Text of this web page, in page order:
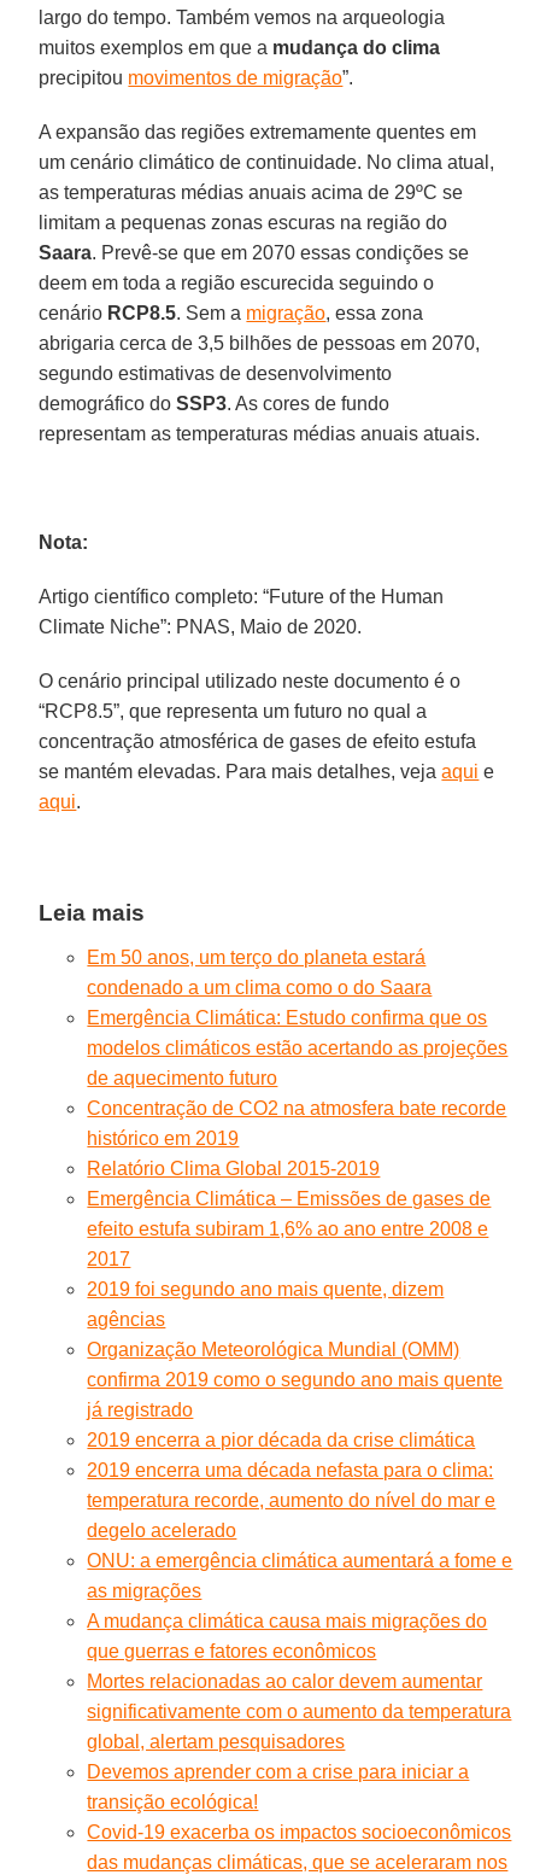
largo do tempo. Também vemos na arqueologia
muitos exemplos em que a mudança do clima
precipitou movimentos de migração”.
A expansão das regiões extremamente quentes em
um cenário climático de continuidade. No clima atual,
as temperaturas médias anuais acima de 29ºC se
limitam a pequenas zonas escuras na região do
Saara. Prevê-se que em 2070 essas condições se
deem em toda a região escurecida seguindo o
cenário RCP8.5. Sem a migração, essa zona
abrigaria cerca de 3,5 bilhões de pessoas em 2070,
segundo estimativas de desenvolvimento
demográfico doSSP3. As cores de fundo
representam as temperaturas médias anuais atuais.
Nota:
Artigo científico completo: “Future of the Human
Climate Niche”: PNAS, Maio de 2020.
O cenário principal utilizado neste documento é o
“RCP8.5”, que representa um futuro no qual a
concentração atmosférica de gases de efeito estufa
se mantém elevadas. Para mais detalhes, vejaaqui e
aqui.
Leia mais
Em 50 anos, um terço do planeta estará
condenado a um clima como o do Saara
Emergência Climática: Estudo confirma que os
modelos climáticos estão acertando as projeções
de aquecimento futuro
Concentração de CO2 na atmosfera bate recorde
histórico em 2019
Relatório Clima Global 2015-2019
Emergência Climática – Emissões de gases de
efeito estufa subiram 1,6% ao ano entre 2008 e
2017
2019 foi segundo ano mais quente, dizem
agências
Organização Meteorológica Mundial (OMM)
confirma 2019 como o segundo ano mais quente
já registrado
2019 encerra a pior década da crise climática
2019 encerra uma década nefasta para o clima:
temperatura recorde, aumento do nível do mar e
degelo acelerado
ONU: a emergência climática aumentará a fome e
as migrações
A mudança climática causa mais migrações do
que guerras e fatores econômicos
Mortes relacionadas ao calor devem aumentar
significativamente com o aumento da temperatura
global, alertam pesquisadores
Devemos aprender com a crise para iniciar a
transição ecológica!
Covid-19 exacerba os impactos socioeconômicos
das mudanças climáticas, que se aceleraram nos